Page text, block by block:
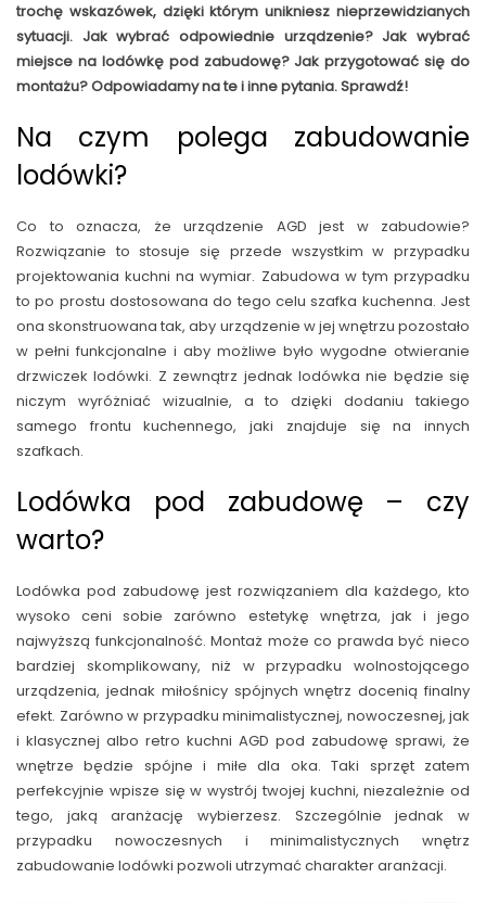
trochę wskazówek, dzięki którym unikniesz nieprzewidzianych
sytuacji. Jak wybrać odpowiednie urządzenie? Jak wybrać
miejsce na lodówkę pod zabudowę? Jak przygotować się do
montażu? Odpowiadamy na te i inne pytania. Sprawdź!
Na czym polega zabudowanie
lodówki?
Co to oznacza, że urządzenie AGD jest w zabudowie?
Rozwiązanie to stosuje się przede wszystkim w przypadku
projektowania kuchni na wymiar. Zabudowa w tym przypadku
to po prostu dostosowana do tego celu szafka kuchenna. Jest
ona skonstruowana tak, aby urządzenie w jej wnętrzu pozostało
w pełni funkcjonalne i aby możliwe było wygodne otwieranie
drzwiczek lodówki. Z zewnątrz jednak lodówka nie będzie się
niczym wyróżniać wizualnie, a to dzięki dodaniu takiego
samego frontu kuchennego, jaki znajduje się na innych
szafkach.
Lodówka pod zabudowę – czy
warto?
Lodówka pod zabudowę jest rozwiązaniem dla każdego, kto
wysoko ceni sobie zarówno estetykę wnętrza, jak i jego
najwyższą funkcjonalność. Montaż może co prawda być nieco
bardziej skomplikowany, niż w przypadku wolnostojącego
urządzenia, jednak miłośnicy spójnych wnętrz docenią finalny
efekt. Zarówno w przypadku minimalistycznej, nowoczesnej, jak
i klasycznej albo retro kuchni AGD pod zabudowę sprawi, że
wnętrze będzie spójne i miłe dla oka. Taki sprzęt zatem
perfekcyjnie wpisze się w wystrój twojej kuchni, niezależnie od
tego, jaką aranżację wybierzesz. Szczególnie jednak w
przypadku nowoczesnych i minimalistycznych wnętrz
zabudowanie lodówki pozwoli utrzymać charakter aranżacji.